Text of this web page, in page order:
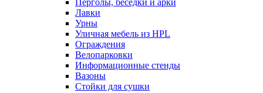
Перголы, беседки и арки
Лавки
Урны
Уличная мебель из HPL
Ограждения
Велопарковки
Информационные стенды
Вазоны
Стойки для сушки